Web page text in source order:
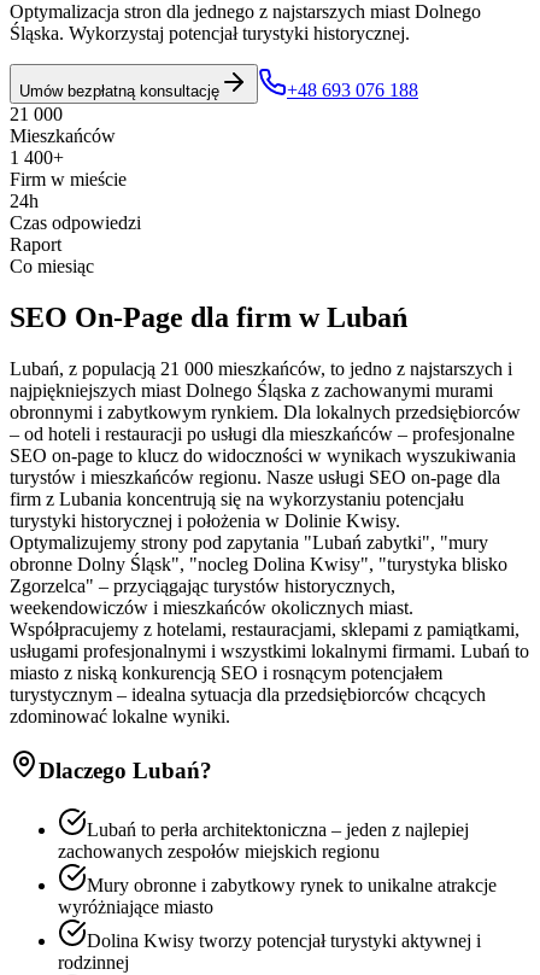
Optymalizacja stron dla jednego z najstarszych miast Dolnego
Śląska. Wykorzystaj potencjał turystyki historycznej.
Umów bezpłatną konsultację
+48 693 076 188
21 000
Mieszkańców
1 400+
Firm w mieście
24h
Czas odpowiedzi
Raport
Co miesiąc
SEO On-Page dla firm wLubań
Lubań, z populacją 21 000 mieszkańców, to jedno z najstarszych i
najpiękniejszych miast Dolnego Śląska z zachowanymi murami
obronnymi i zabytkowym rynkiem. Dla lokalnych przedsiębiorców
– od hoteli i restauracji po usługi dla mieszkańców – profesjonalne
SEO on-page to klucz do widoczności w wynikach wyszukiwania
turystów i mieszkańców regionu. Nasze usługi SEO on-page dla
firm z Lubania koncentrują się na wykorzystaniu potencjału
turystyki historycznej i położenia w Dolinie Kwisy.
Optymalizujemy strony pod zapytania "Lubań zabytki", "mury
obronne Dolny Śląsk", "nocleg Dolina Kwisy", "turystyka blisko
Zgorzelca" – przyciągając turystów historycznych,
weekendowiczów i mieszkańców okolicznych miast.
Współpracujemy z hotelami, restauracjami, sklepami z pamiątkami,
usługami profesjonalnymi i wszystkimi lokalnymi firmami. Lubań to
miasto z niską konkurencją SEO i rosnącym potencjałem
turystycznym – idealna sytuacja dla przedsiębiorców chcących
zdominować lokalne wyniki.
Dlaczego Lubań?
Lubań to perła architektoniczna – jeden z najlepiej
zachowanych zespołów miejskich regionu
Mury obronne i zabytkowy rynek to unikalne atrakcje
wyróżniające miasto
Dolina Kwisy tworzy potencjał turystyki aktywnej i
rodzinnej